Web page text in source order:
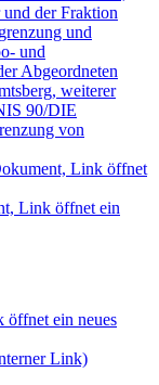
und der Fraktion
und
und
Abgeordneten
weiterer
90/DIE
von
Link öffnet
Link öffnet ein
ein neues
Link)